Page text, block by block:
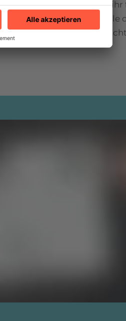
Tree“ liefern U2 1987
die erfolgreichste Single
kurz davor, nie